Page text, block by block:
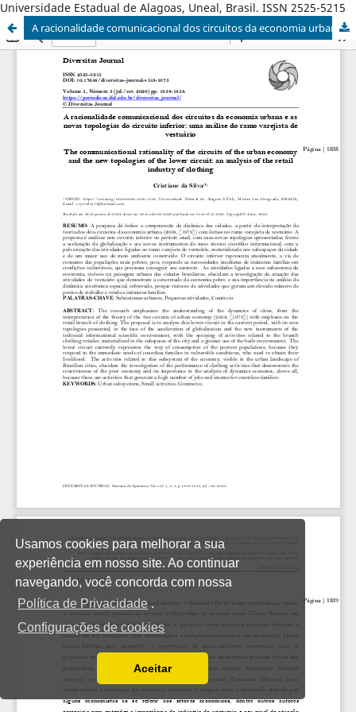
Usamos cookies para melhorar a sua
experiência em nosso site. Ao continuar
navegando, você concorda com nossa
Política de Privacidade .
Configurações de cookies
Ler a nossa Política de Privacidade
Você pode desabilitá-los alterando as
Aceitar
Universidade Estadual de Alagoas, Uneal, Brasil. ISSN 2525-5215
A racionalidade comunicacional dos circuitos da economia urbana e as novas topologias do circuito inferior: uma análise do ramo varejista de vestuário